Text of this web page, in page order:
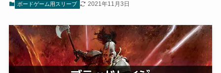
ボードゲーム用スリーブ 2021年11月3日